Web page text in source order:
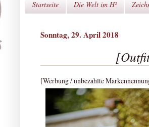
Startseite Die Welt im H²
Sonntag, 29. April 2018
[Werbung / unbezahlte